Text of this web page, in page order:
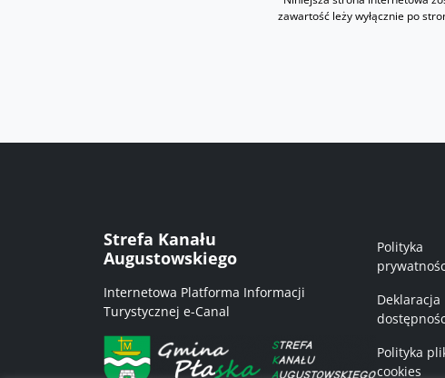
zawartość leży wyłącznie po
Strefa Kanału
Augustowskiego
Internetowa Platforma Informacji
Turystycznej e-Canal
Polityka
Deklaracja
Polityka
cookies